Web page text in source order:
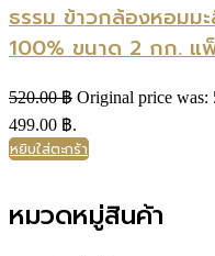
ธรรม ข้าวกล้องหอมม
100% ขนาด 2 กก.
520.00฿ Original price was:
499.00 ฿.
หยิบใส่ตะกร้า
หมวดหมู่สินค้า